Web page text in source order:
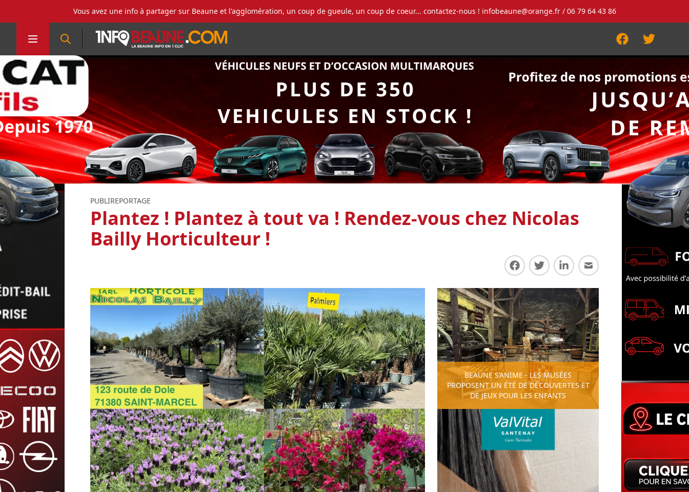
Vous avez une info à partager sur Beaune et l'agglomération, un coup de gueule, un coup de coeur... contactez-nous ! infobeaune@orange.fr/ 06 79 64 43 86
FacebookTwitter
PUBLIREPORTAGE
Plantez ! Plantez à tout va ! Rendez-vous chez Nicolas
Bailly Horticulteur !
Partager sur Facebook
Partager sur Twitter
Partager sur LinkedIn
Partager par E-mail
BEAUNE S’ANIME - LES MUSÉES
PROPOSENT UN ÉTÉ DE DÉCOUVERTES ET
DE JEUX POUR LES ENFANTS